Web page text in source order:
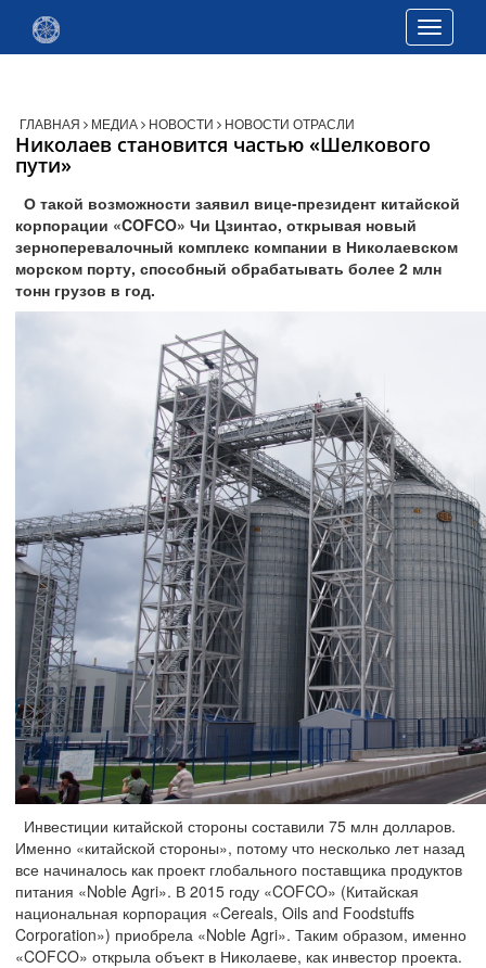
Toggle
ГЛАВНАЯ МЕДИА НОВОСТИ НОВОСТИ ОТРАСЛИ
Николаев становится частью «Шелкового
пути»
О такой возможности заявил вице-президент китайской
корпорации «COFCO» Чи Цзинтао, открывая новый
зерноперевалочный комплекс компании в Николаевском
морском порту, способный обрабатывать более 2 млн
тонн грузов в год.
Инвестиции китайской стороны составили 75 млн долларов.
Именно «китайской стороны», потому что несколько лет назад
все начиналось как проект глобального поставщика продуктов
питания «Noble Agri». В 2015 году «COFCO» (Китайская
национальная корпорация «Cereals, Oils and Foodstuffs
Corporation») приобрела «Noble Agri». Таким образом, именно
«COFCO» открыла объект в Николаеве, как инвестор проекта.